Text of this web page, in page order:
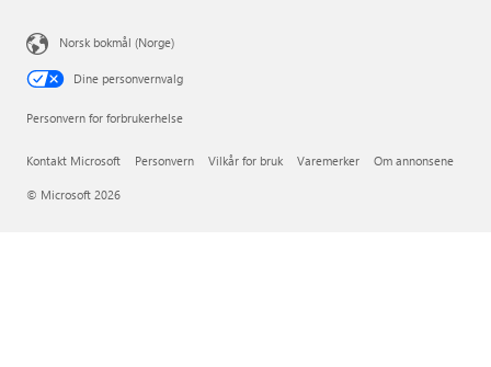
Norsk bokmål (Norge)
Dine personvernvalg
Personvern for forbrukerhelse
Kontakt Microsoft Personvern Vilkår for bruk Varemerker Om annonsene
© Microsoft 2026